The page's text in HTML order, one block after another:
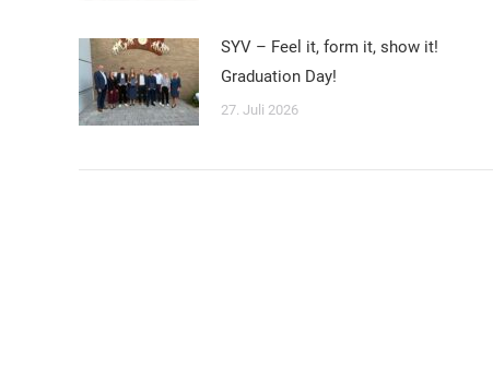
SYV – Feel it, form it, show it!
Graduation Day!
27. Juli 2026